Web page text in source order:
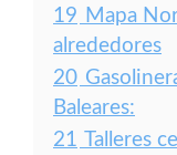
19 Mapa
alrededores
20
Baleares:
21 Talleres